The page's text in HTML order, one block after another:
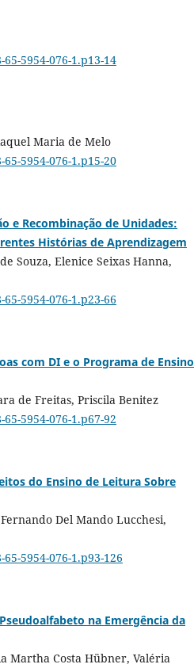
5954-076-1.p13-14
Maria de Melo
5954-076-1.p15-20
e Recombinação de Unidades:
Histórias de Aprendizagem
Souza, Elenice Seixas Hanna,
5954-076-1.p23-66
com DI e o Programa de Ensino
de Freitas, Priscila Benitez
5954-076-1.p67-92
do Ensino de Leitura Sobre
Del Mando Lucchesi,
5954-076-1.p93-126
na Emergência da
Martha Costa Hübner, Valéria